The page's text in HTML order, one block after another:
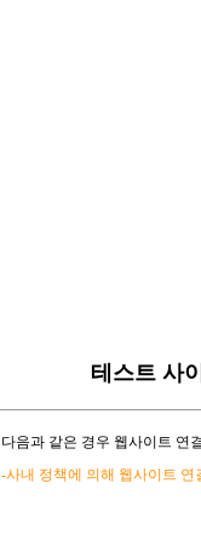
테스트 사
다음과 같은 경우 웹사이트 연
-사내 정책에 의해 웹사이트